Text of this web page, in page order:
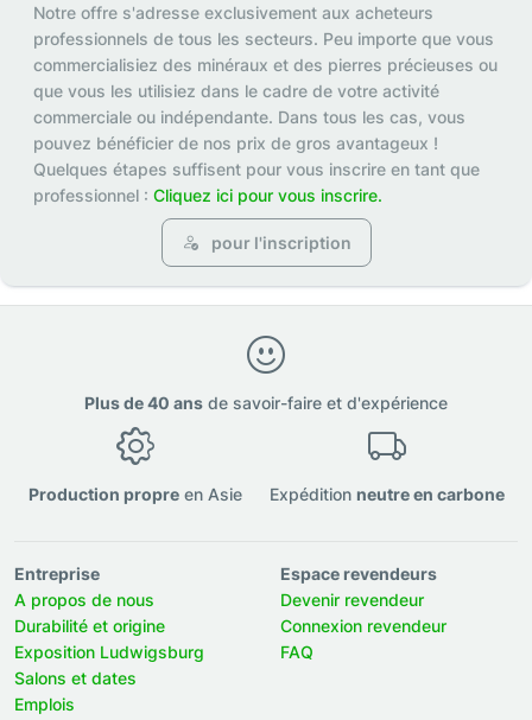
Notre offre s'adresse exclusivement aux acheteurs
professionnels de tous les secteurs. Peu importe que vous
commercialisiez des minéraux et des pierres précieuses ou
que vous les utilisiez dans le cadre de votre activité
commerciale ou indépendante. Dans tous les cas, vous
pouvez bénéficier de nos prix de gros avantageux !
Quelques étapes suffisent pour vous inscrire en tant que
professionnel : Cliquez ici pour vous inscrire.
pour l'inscription
Plus de 40 ans de savoir-faire et d'expérience
Production propreen Asie Expédition neutre en carbone
Entreprise
A propos de nous
Durabilité et origine
Exposition Ludwigsburg
Salons et dates
Emplois
Espace revendeurs
Devenir revendeur
Connexion revendeur
FAQ